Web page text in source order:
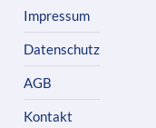
Impressum
Datenschutz
AGB
Kontakt